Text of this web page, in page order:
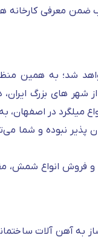
معرفی کارخانه
شد؛ به همین
های بزرگ ایران،
میلگرد در اصفهان،
نبوده و شما
فروش انواع شمش،
آهن آلات